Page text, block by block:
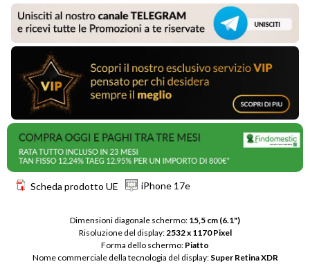
Scheda prodotto UE iPhone 17e
Dimensioni diagonale schermo: 15,5 cm (6.1")
Risoluzione del display: 2532 x 1170 Pixel
Forma dello schermo: Piatto
Nome commerciale della tecnologia del display: Super Retina XDR